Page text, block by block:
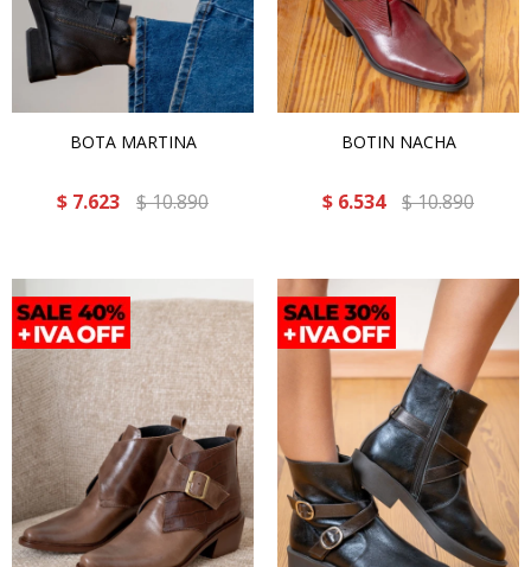
BOTA MARTINA
$ 7.623 $10.890
BOTIN NACHA
$ 6.534 $10.890